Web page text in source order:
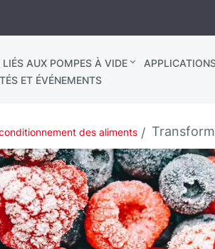
LIÉS AUX POMPES À VIDE
ET ÉVÉNEMENTS
des aliments